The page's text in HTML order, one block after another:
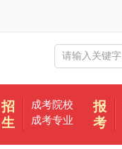
招
生
成考院校
成考专业
报
考